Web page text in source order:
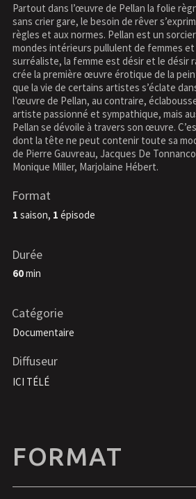
Partout dans l’œuvre de Pellan la folie
sans crier gare, le besoin de rêver
règles et aux normes. Pellan est un
mondes intérieurs pullulent de femmes et
surréaliste, la femme est désir et le désir
crée la première œuvre érotique de la
que la vie de certains artistes s’éclate
l’œuvre de Pellan, au contraire,
artiste passionné et sympathique, mais
Pellan se dévoile à travers son œuvre.
dont la tête ne peut contenir toute sa
de Pierre Gauvreau, Jacques De
Monique Miller, Marjolaine Hébert.
Format
1 saison, 1 épisode
Durée
60min
Catégorie
Documentaire
Diffuseur
ICI TÉLÉ
FORMAT